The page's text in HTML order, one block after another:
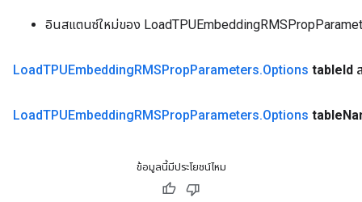
อินสแตนซ์ใหม่ของ
LoadTPUEmbeddingRMSPropParameters.Options tableId
LoadTPUEmbeddingRMSPropParameters.Options table
ข้อมูลนี้มีประโยชน์ไหม